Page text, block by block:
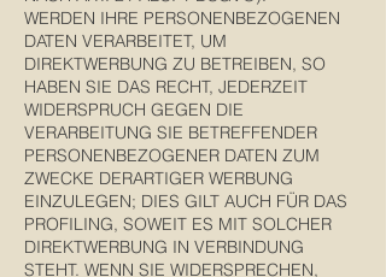
WERDEN IHRE PERSONENBEZOGENEN
DATEN VERARBEITET, UM
DIREKTWERBUNG ZU BETREIBEN, SO
HABEN SIE DAS RECHT, JEDERZEIT
WIDERSPRUCH GEGEN DIE
VERARBEITUNG SIE BETREFFENDER
PERSONENBEZOGENER DATEN ZUM
ZWECKE DERARTIGER WERBUNG
EINZULEGEN; DIES GILT AUCH FÜR DAS
PROFILING, SOWEIT ES MIT SOLCHER
DIREKTWERBUNG IN VERBINDUNG
STEHT. WENN SIE WIDERSPRECHEN,